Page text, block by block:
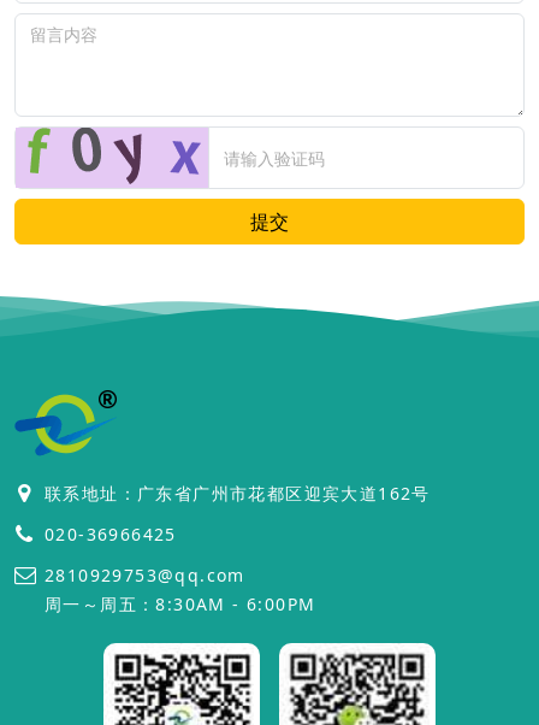
提交
联系地址：广东省广州市花都区迎宾大道162号
020-36966425
2810929753@qq.com
周一～周五：8:30AM - 6:00PM